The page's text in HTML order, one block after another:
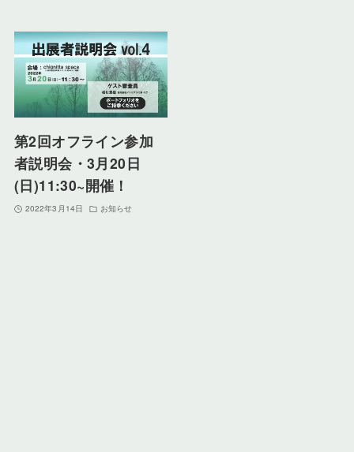
第2回オフライン参加
者説明会・3月20日
(日)11:30~開催！
2022年3月14日 お知らせ